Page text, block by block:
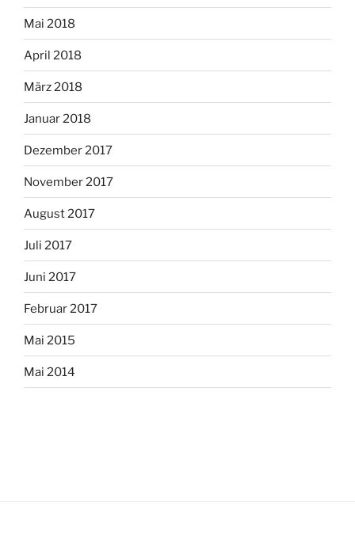
Mai 2018
April 2018
März 2018
Januar 2018
Dezember 2017
November 2017
August 2017
Juli 2017
Juni 2017
Februar 2017
Mai 2015
Mai 2014